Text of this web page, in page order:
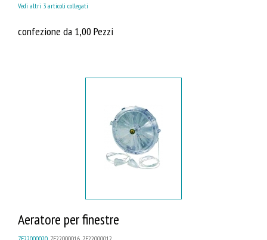
Vedi altri 3 articoli collegati
confezione da 1,00 Pezzi
Aeratore per finestre